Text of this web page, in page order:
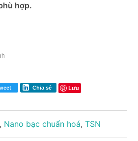
hợp.
Chia sẻ Lưu
, Nano bạc chuẩn hoá,TSN